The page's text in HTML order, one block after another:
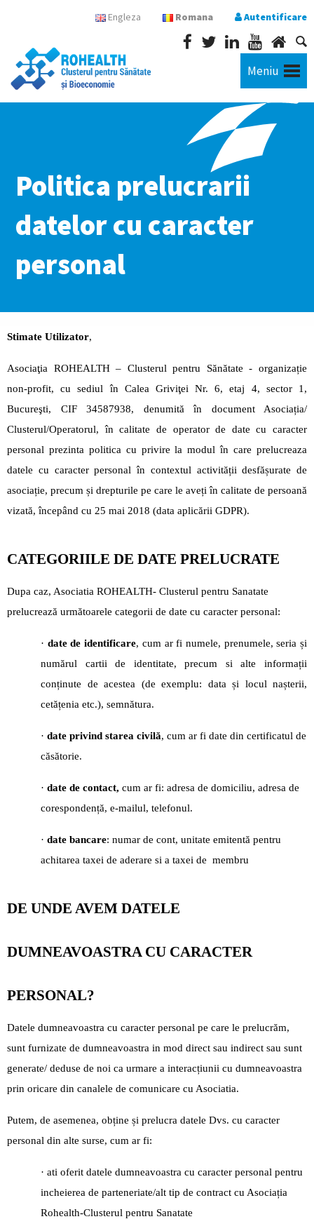
Engleza Romana Autentificare
Meniu
Politica prelucrarii
datelor cu caracter
personal
Stimate Utilizator,
Asociaţia ROHEALTH – Clusterul pentru Sănătate - organizație
non-profit, cu sediul în Calea Griviţei Nr. 6, etaj 4, sector 1,
Bucureşti, CIF 34587938, denumită în document Asociația/
Clusterul/Operatorul, în calitate de operator de date cu caracter
personal prezinta politica cu privire la modul în care prelucreaza
datele cu caracter personal în contextul activității desfășurate de
asociație, precum și drepturile pe care le aveți în calitate de persoană
vizată, începând cu 25 mai 2018 (data aplicării GDPR).
CATEGORIILE DE DATE PRELUCRATE
Dupa caz, Asociatia ROHEALTH- Clusterul pentru Sanatate
prelucrează următoarele categorii de date cu caracter personal:
· date de identificare, cum ar fi numele, prenumele, seria și
numărul cartii de identitate, precum si alte informații
conținute de acestea (de exemplu: data și locul nașterii,
cetățenia etc.), semnătura.
· date privind starea civilă, cum ar fi date din certificatul de
căsătorie.
· date de contact, cum ar fi: adresa de domiciliu, adresa de
corespondență, e-mailul, telefonul.
· date bancare: numar de cont, unitate emitentă pentru
achitarea taxei de aderare si a taxei de membru
DE UNDE AVEM DATELE
DUMNEAVOASTRA CU CARACTER
PERSONAL?
Datele dumneavoastra cu caracter personal pe care le prelucrăm,
sunt furnizate de dumneavoastra in mod direct sau indirect sau sunt
generate/ deduse de noi ca urmare a interacțiunii cu dumneavoastra
prin oricare din canalele de comunicare cu Asociatia.
Putem, de asemenea, obține și prelucra datele Dvs. cu caracter
personal din alte surse, cum ar fi:
· ati oferit datele dumneavoastra cu caracter personal pentru
incheierea de parteneriate/alt tip de contract cu Asociația
Rohealth-Clusterul pentru Sanatate